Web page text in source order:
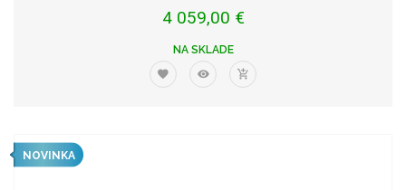
4 059,00 €
NA SKLADE
NOVINKA